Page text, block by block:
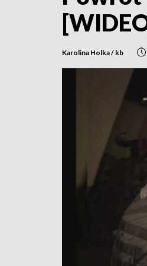
Karolina Holka / kb